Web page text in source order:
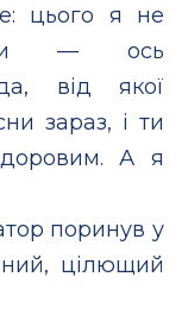
цього я не
— ось
від якої
зараз, і ти
А я
поринув у
цілющий